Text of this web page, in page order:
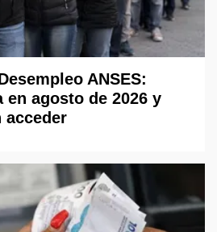
ANSES:
en agosto de 2026 y
acceder